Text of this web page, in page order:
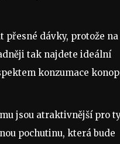
přesné dávky, protože na
tak najdete ideální
konzumace
jsou atraktivnější pro
pochutinu, která bude